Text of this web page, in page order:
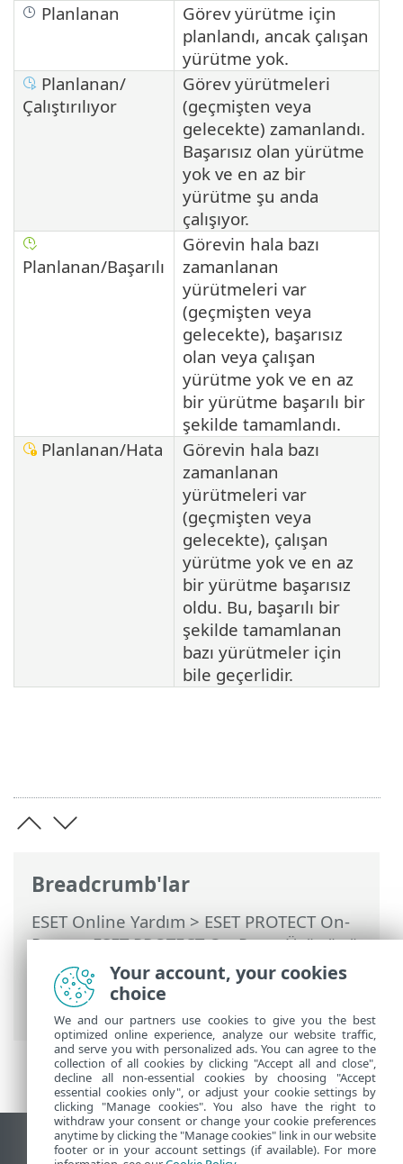
Breadcrumb'lar
ESET Online Yardım > ESET PROTECT On-
Prem>ESET PROTECT On-Prem Ürününü
Kullanma
>ESET PROTECT On-Prem Ana
Menü> Görevler
Görevlere genel bakış
> Durum simgesi
Planlanan
Görev yürütme için
planlandı, ancak çalışan
yürütme yok.
Planlanan/
Çalıştırılıyor
Görev yürütmeleri
(geçmişten veya
gelecekte) zamanlandı.
Başarısız olan yürütme
yok ve en az bir
yürütme şu anda
çalışıyor.
Planlanan/Başarılı
Görevin hala bazı
zamanlanan
yürütmeleri var
(geçmişten veya
gelecekte), başarısız
olan veya çalışan
yürütme yok ve en az
bir yürütme başarılı bir
şekilde tamamlandı.
Planlanan/Hata
Görevin hala bazı
zamanlanan
yürütmeleri var
(geçmişten veya
gelecekte), çalışan
yürütme yok ve en az
bir yürütme başarısız
oldu. Bu, başarılı bir
şekilde tamamlanan
bazı yürütmeler için
bile geçerlidir.
Masaüstü sitesini görüntüle
Your account, your cookies
choice
We and our partners use cookies to give you the best
optimized online experience, analyze our website traffic,
and serve you with personalized ads. You can agree to the
collection of all cookies by clicking "Accept all and close",
decline all non-essential cookies by choosing "Accept
essential cookies only", or adjust your cookie settings by
clicking "Manage cookies". You also have the right to
withdraw your consent or change your cookie preferences
anytime by clicking the "Manage cookies" link in our website
footer or in your account settings (if available). For more